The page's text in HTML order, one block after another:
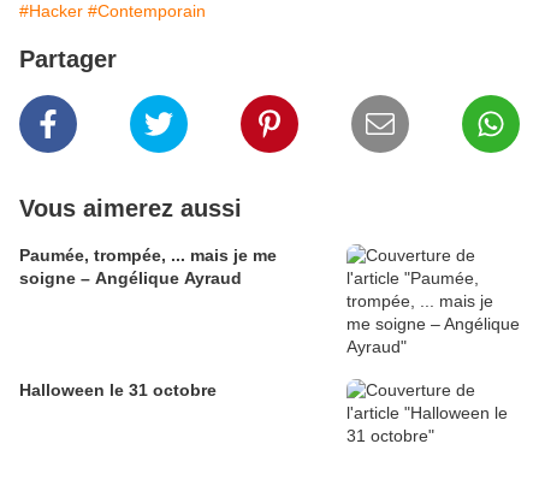
#Hacker #Contemporain
Partager
Vous aimerez aussi
Paumée, trompée, ... mais je me
soigne – Angélique Ayraud
Halloween le 31 octobre